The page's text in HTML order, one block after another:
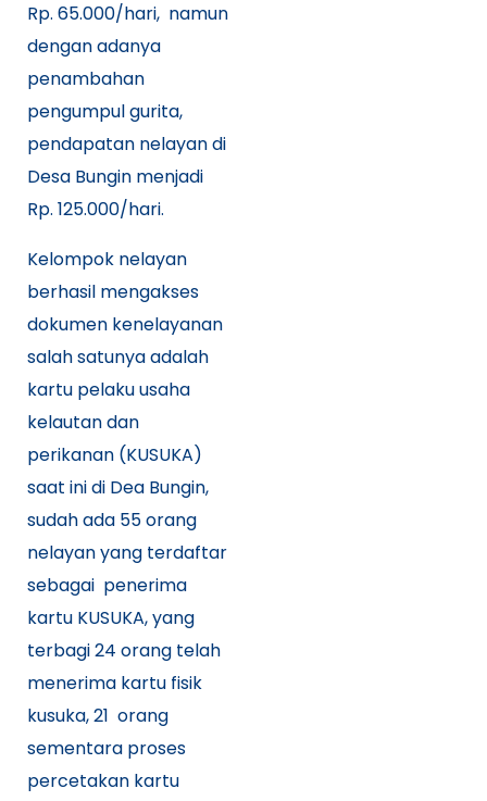
Rp. 65.000/hari, namun
dengan adanya
penambahan
pengumpul gurita,
pendapatan nelayan di
Desa Bungin menjadi
Rp. 125.000/hari.
Kelompok nelayan
berhasil mengakses
dokumen kenelayanan
salah satunya adalah
kartu pelaku usaha
kelautan dan
perikanan (KUSUKA)
saat ini di Dea Bungin,
sudah ada 55 orang
nelayan yang terdaftar
sebagai penerima
kartu KUSUKA, yang
terbagi 24 orang telah
menerima kartu fisik
kusuka, 21 orang
sementara proses
percetakan kartu